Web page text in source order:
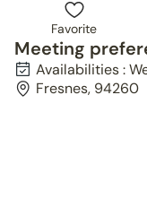
Favorite
Meeting
Availabilities :
Fresnes, 94260